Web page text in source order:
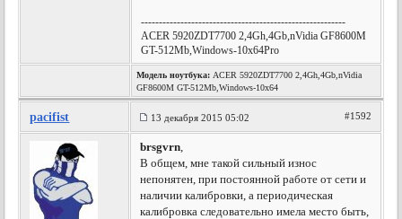
---------------------------------------------------------
ACER 5920ZDT7700 2,4Gh,4Gb,nVidia GF8600M
GT-512Mb,Windows-10x64Pro
Модель ноутбука: ACER 5920ZDT7700 2,4Gh,4Gb,nVidia
GF8600M GT-512Mb,Windows-10x64
pacifist 13 декабря 2015 05:02 #1592
brsgvrn,
В общем, мне такой сильный износ
непонятен, при постоянной работе от сети и
наличии калибровки, а периодическая
калибровка следовательно имела место быть,